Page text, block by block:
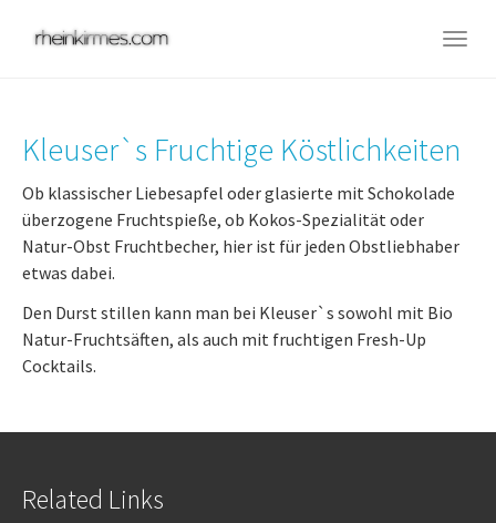
Kleuser`s Fruchtige Köstlichkeiten
Ob klassischer Liebesapfel oder glasierte mit Schokolade
überzogene Fruchtspieße, ob Kokos-Spezialität oder
Natur-Obst Fruchtbecher, hier ist für jeden Obstliebhaber
etwas dabei.
Den Durst stillen kann man bei Kleuser`s sowohl mit Bio
Natur-Fruchtsäften, als auch mit fruchtigen Fresh-Up
Cocktails.
Related Links